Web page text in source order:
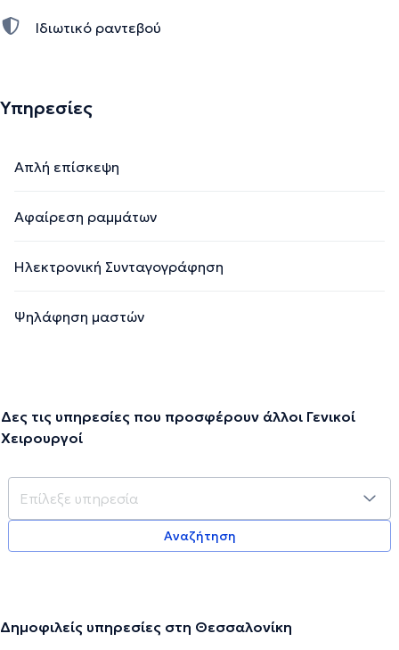
Ιδιωτικό ραντεβού
Υπηρεσίες
Απλή επίσκεψη
Αφαίρεση ραμμάτων
Ηλεκτρονική Συνταγογράφηση
Ψηλάφηση μαστών
Δες τις υπηρεσίες που προσφέρουν άλλοι Γενικοί
Χειρουργοί
Αναζήτηση
Δημοφιλείς υπηρεσίες στη Θεσσαλονίκη